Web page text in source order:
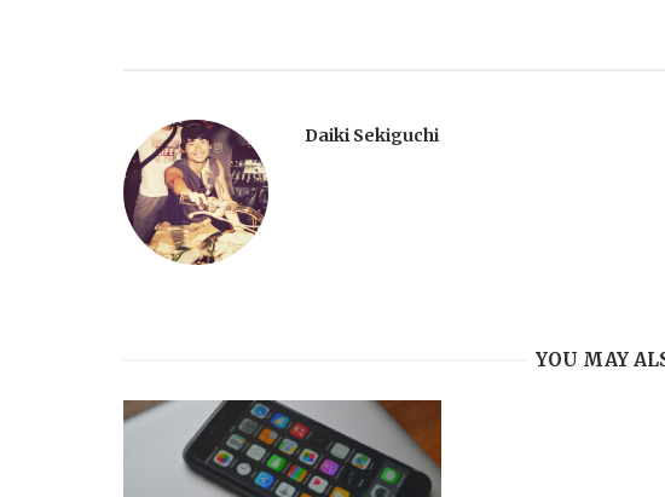
Daiki Sekiguchi
YOU MAY